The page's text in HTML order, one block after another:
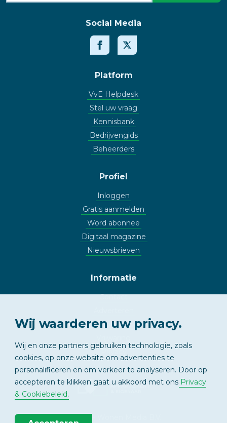
Social Media
Platform
VvE Helpdesk
Stel uw vraag
Kennisbank
Bedrijvengids
Beheerders
Profiel
Inloggen
Gratis aanmelden
Word abonnee
Digitaal magazine
Nieuwsbrieven
Informatie
Contact
Copyright
APPARTEMENT
Wij waarderen uw privacy.
Wij en onze partners gebruiken technologie, zoals
cookies, op onze website om advertenties te
personalificeren en om verkeer te analyseren. Door op
accepteren te klikken gaat u akkoord met ons Privacy
& Cookiebeleid.